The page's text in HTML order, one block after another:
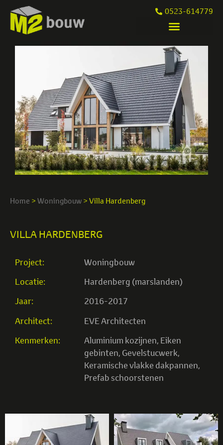
0523-614779
Home > Woningbouw > Villa Hardenberg
VILLA HARDENBERG
Project:
Woningbouw
Locatie:
Hardenberg (marslanden)
Jaar:
2016-2017
Architect:
EVE Architecten
Kenmerken:
Aluminium kozijnen, Eiken
gebinten, Gevelstucwerk,
Keramische vlakke dakpannen,
Prefab schoorstenen